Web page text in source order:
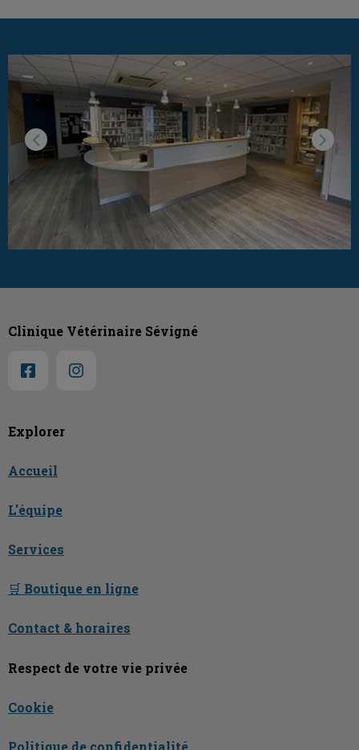
Explorer
Accueil
L'équipe
Services
🛒 Boutique en ligne
Contact & horaires
Respect de votre vie privée
Cookie
Politique de confidentialité
Clinique Vétérinaire Sévigné